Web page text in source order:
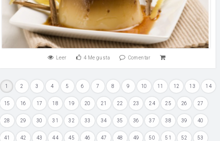
Leer 4 Me gusta Comentar
1 2 3 4 5 6 7 8 9 10 11 12 13 14
15 16 17 18 19 20 21 22 23 24 25 26 27
28 29 30 31 32 33 34 35 36 37 38 39 40
41 42 43 44 45 46 47 48 49 50 51 52 53